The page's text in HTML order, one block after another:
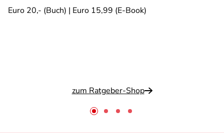
Euro 20,- (Buch) | Euro 15,99 (E-Book)
zum Ratgeber-Shop